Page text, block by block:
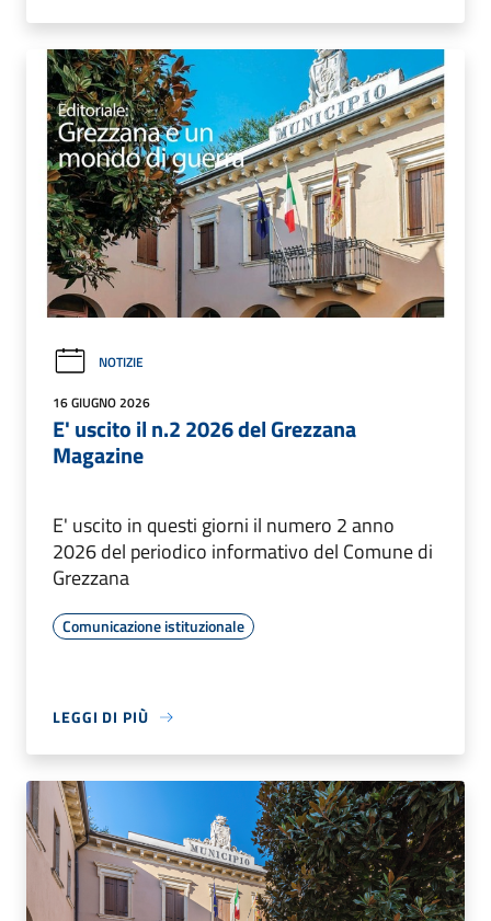
NOTIZIE
16 GIUGNO 2026
E' uscito il n.2 2026 del Grezzana
Magazine
E' uscito in questi giorni il numero 2 anno
2026 del periodico informativo del Comune di
Grezzana
Comunicazione istituzionale
LEGGI DI PIÙ